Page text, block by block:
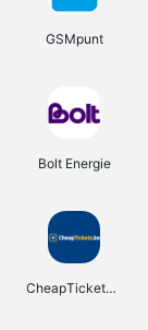
GSMpunt
Bolt Energie
CheapTickets.be